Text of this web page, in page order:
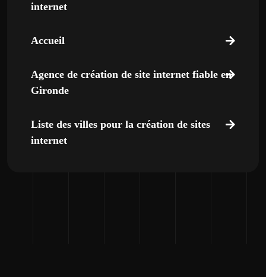
internet
Accueil
Agence de création de site internet fiable en
Gironde
Liste des villes pour la création de sites
internet